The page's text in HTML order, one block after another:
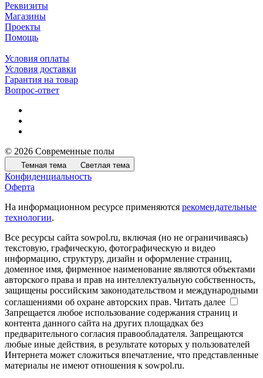
Реквизиты
Магазины
Проекты
Помощь
Условия оплаты
Условия доставки
Гарантия на товар
Вопрос-ответ
© 2026 Современные полы
Темная тема Светлая тема
Конфиденциальность
Оферта
На информационном ресурсе применяются рекомендательные
технологии.
Все ресурсы сайта sowpol.ru, включая (но не ограничиваясь)
текстовую, графическую, фотографическую и видео
информацию, структуру, дизайн и оформление страниц,
доменное имя, фирменное наименование являются объектами
авторского права и прав на интеллектуальную собственность,
защищены российским законодательством и международными
соглашениями об охране авторских прав. Читать далее
Запрещается любое использование содержания страниц и
контента данного сайта на других площадках без
предварительного согласия правообладателя. Запрещаются
любые иные действия, в результате которых у пользователей
Интернета может сложиться впечатление, что представленные
материалы не имеют отношения к sowpol.ru.